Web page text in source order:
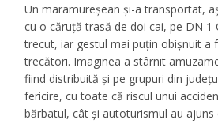
Un maramureșean și-a transportat,
cu o căruță trasă de doi cai, pe DN 1
trecut, iar gestul mai puțin obișnuit a
trecători. Imaginea a stârnit
fiind distribuită și pe grupuri din
fericire, cu toate că riscul unui
bărbatul, cât și autoturismul au ajuns